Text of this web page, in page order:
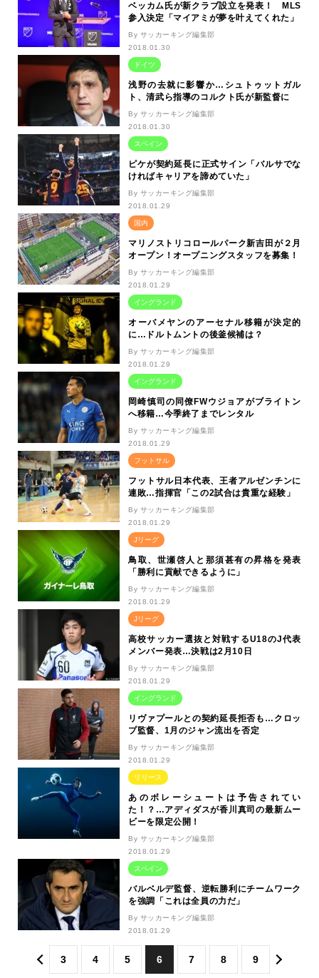
ベッカム氏が新クラブ設立を発表！ MLS
参入決定「マイアミが夢を叶えてくれた」
By サッカーキング編集部
2018.01.30
ドイツ
浅野の去就に影響か…シュトゥットガル
ト、清武ら指導のコルクト氏が新監督に
By サッカーキング編集部
2018.01.30
スペイン
ピケが契約延長に正式サイン「バルサでな
ければキャリアを諦めていた」
By サッカーキング編集部
2018.01.29
国内
マリノストリコロールパーク新吉田が２月
オープン！オープニングスタッフを募集！
By サッカーキング編集部
2018.01.29
イングランド
オーバメヤンのアーセナル移籍が決定的
に…ドルトムントの後釜候補は？
By サッカーキング編集部
2018.01.29
イングランド
岡崎慎司の同僚FWウジョアがブライトン
へ移籍…今季終了までレンタル
By サッカーキング編集部
2018.01.29
フットサル
フットサル日本代表、王者アルゼンチンに
連敗…指揮官「この2試合は貴重な経験」
By サッカーキング編集部
2018.01.29
Jリーグ
鳥取、世瀬啓人と那須甚有の昇格を発表
「勝利に貢献できるように」
By サッカーキング編集部
2018.01.29
Jリーグ
高校サッカー選抜と対戦するU18のJ代表
メンバー発表…決戦は2月10日
By サッカーキング編集部
2018.01.29
イングランド
リヴァプールとの契約延長拒否も…クロッ
プ監督、1月のジャン流出を否定
By サッカーキング編集部
2018.01.29
リリース
あのボレーシュートは予告されてい
た！？…アディダスが香川真司の最新ムー
ビーを限定公開！
By サッカーキング編集部
2018.01.29
スペイン
バルベルデ監督、逆転勝利にチームワーク
を強調「これは全員の力だ」
By サッカーキング編集部
2018.01.29
3 4 5 6 7 8 9